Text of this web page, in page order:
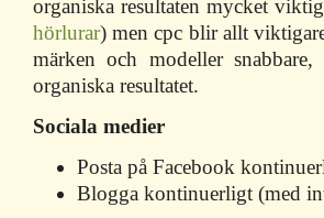
organiska resultaten mycket
hörlurar) men cpc blir allt
märken och modeller
organiska resultatet.
Sociala medier
Posta på Facebook
Blogga kontinuerligt (med